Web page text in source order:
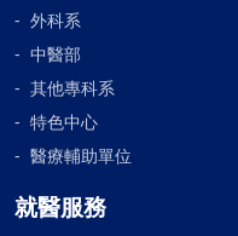
外科系
中醫部
其他專科系
特色中心
醫療輔助單位
就醫服務